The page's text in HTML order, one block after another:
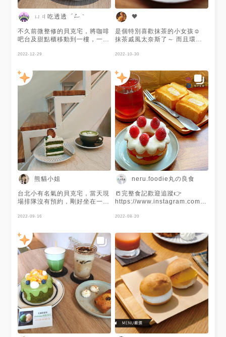
賣得四吋蛋糕視覺上也很可愛，
適合送人和慶生， 📝店名：貝
克宅 Roasting House -
Beckhome Roasting House
📍地址：台北市中山區南京東路
2517 6722 🚇交通：捷運南京
營業時間：11:30-18:00（週
一、二休息）
ㄩㄐ吃透透 ´ސު｀
不久前微整修的貝克宅，將咖啡
吧台及甜點櫃移動到一樓，一進
🥰 選擇困難一次點了三種口味
當天供應三種口味，原味草莓蛋
糕體是原味戚風、原味鮮奶油、
新鮮草莓，外層塗抹的是草莓鮮
奶油，帶有微微草莓香氣。 可
可草莓蛋糕以巧克力戚風、原味
鮮奶油、新鮮草莓組合，外層塗
抹巧克力鮮奶油，香濃苦甜適中
加上酸甜草莓怎麼會不喜歡！
紅玉草莓以紅玉戚風蛋糕、原味
鮮奶油、新鮮草莓組合，外層是
紅玉鮮奶油，茶香突出，風味十
足。三款都很好吃！ 飲品搭配
抹茶牛奶及拿鐵都非常適合。 -
✔️ 可可草莓 $210 ✔️ 原味草莓
$210 ✔️ 紅玉草莓 $220 ✔️ 小
山園抹茶牛奶 $160 ✔️ 拿鐵
$120 - 📍 台北市中山區南京東
京復興站 ☎️ 02-2517-6722 🕰
#ㄩㄐ吃の圓滾滾🍍 #ㄩㄐ吃南
京復興站
2022-12-29
🖤
是個特別喜歡抹茶的小女孩☺️
抹茶戚風太奈斯了～ 而且環境
2022-10-30
熊貓小姐
台北小有名氣的貝克宅，當天現
場排隊沒有預約，剛好坐在一樓
常的安靜，店員也很親切⸜ ෆ ⸝‍
咖啡廳，蛋糕選擇多樣化外，還
做得不馬虎，抹茶蛋糕的糕體不
乾，搭配鮮奶油剛剛好，不膩
口，抹茶味也沒有因此被蓋住，
拿鐵也抹味十足，稍微偏苦一
些，適合抹茶控們ჱ̒ ｰ̀֊ｰ́ )
2022-09-16
neru.foodie丸の良食
📒完整食記歡迎追蹤👉
https://www.instagram.com/
https://goo.gl/maps/
整部落格 🍰建議使用Chrome瀏
覽器或是電腦觀看 - 🏷 #台北美
食 #新北美食 #nerufoodie
2022-08-20